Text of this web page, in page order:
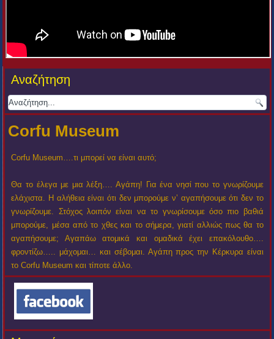
Αναζήτηση
Corfu Museum
Corfu Museum….τι μπορεί να είναι αυτό;
Θα το έλεγα με μια λέξη…. Αγάπη! Για ένα νησί που το γνωρίζουμε
ελάχιστα. Η αλήθεια είναι ότι δεν μπορούμε ν’ αγαπήσουμε ότι δεν το
γνωρίζουμε. Στόχος λοιπόν είναι να το γνωρίσουμε όσο πιο βαθιά
μπορούμε, μέσα από το χθες και το σήμερα, γιατί αλλιώς πως θα το
αγαπήσουμε; Αγαπάω ατομικά και ομαδικά έχει επακόλουθο….
φροντίζω….. μάχομαι… και σέβομαι. Αγάπη προς την Κέρκυρα είναι
το Corfu Museum και τίποτε άλλο.